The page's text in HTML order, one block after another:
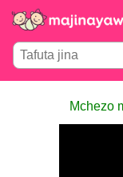
Mchezo